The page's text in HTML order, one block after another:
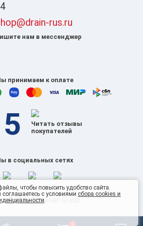
0
rus.ru
нам в мессенджер
принимаем к оплате
Читать отзывы
покупателей
в социальных сетях
© 2026 Omnisan Group
чтобы повысить удобство сайта.
с условиями сбора cookies и
.